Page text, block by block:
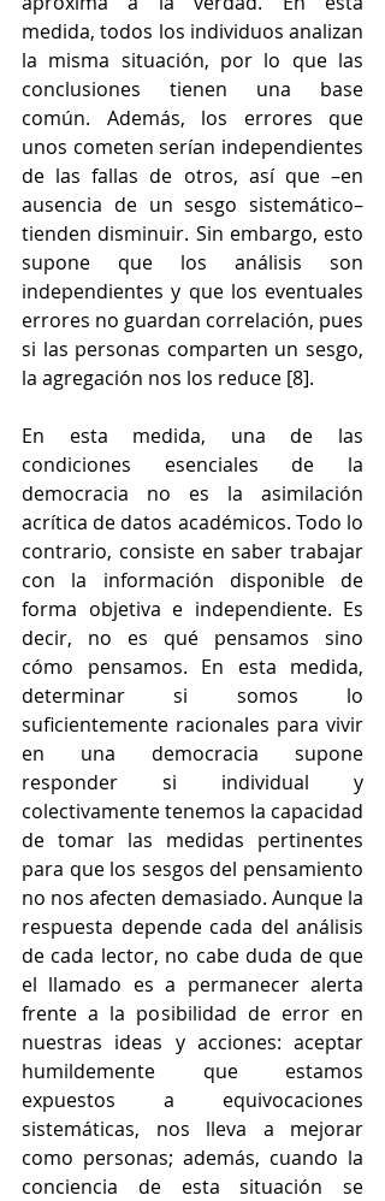
medida, todos los individuos analizan
la misma situación, por lo que las
conclusiones tienen una base
común. Además, los errores que
unos cometen serían independientes
de las fallas de otros, así que –en
ausencia de un sesgo sistemático–
tienden disminuir. Sin embargo, esto
supone que los análisis son
independientes y que los eventuales
errores no guardan correlación, pues
si las personas comparten un sesgo,
la agregación nos los reduce [8].
En esta medida, una de las
condiciones esenciales de la
democracia no es la asimilación
acrítica de datos académicos. Todo lo
contrario, consiste en saber trabajar
con la información disponible de
forma objetiva e independiente. Es
decir, no es qué pensamos sino
cómo pensamos. En esta medida,
determinar si somos lo
suficientemente racionales para vivir
en una democracia supone
responder si individual y
colectivamente tenemos la capacidad
de tomar las medidas pertinentes
para que los sesgos del pensamiento
no nos afecten demasiado. Aunque la
respuesta depende cada del análisis
de cada lector, no cabe duda de que
el llamado es a permanecer alerta
frente a la posibilidad de error en
nuestras ideas y acciones: aceptar
humildemente que estamos
expuestos a equivocaciones
sistemáticas, nos lleva a mejorar
como personas; además, cuando la
conciencia de esta situación se